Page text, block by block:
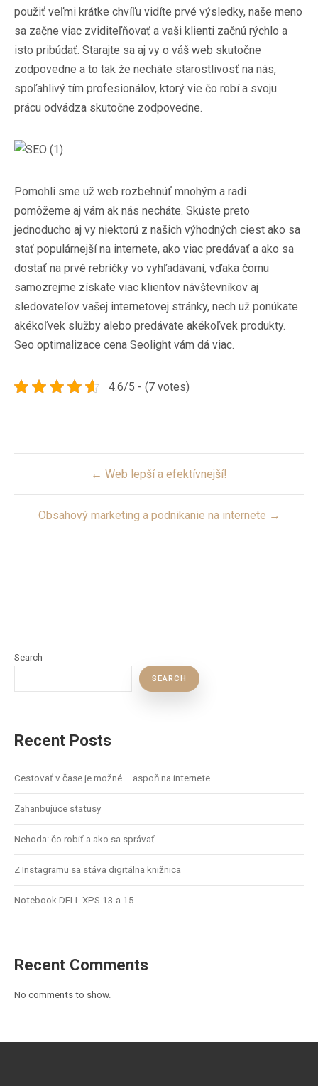
použiť veľmi krátke chvíľu vidíte prvé výsledky, naše meno
sa začne viac zviditeľňovať a vaši klienti začnú rýchlo a
isto pribúdať. Starajte sa aj vy o váš web skutočne
zodpovedne a to tak že necháte starostlivosť na nás,
spoľahlivý tím profesionálov, ktorý vie čo robí a svoju
prácu odvádza skutočne zodpovedne.
Pomohli sme už web rozbehnúť mnohým a radi
pomôžeme aj vám ak nás necháte. Skúste preto
jednoducho aj vy niektorú z našich výhodných ciest ako sa
stať populárnejší na internete, ako viac predávať a ako sa
dostať na prvé rebríčky vo vyhľadávaní, vďaka čomu
samozrejme získate viac klientov návštevníkov aj
sledovateľov vašej internetovej stránky, nech už ponúkate
akékoľvek služby alebo predávate akékoľvek produkty.
Seo optimalizace cena Seolight vám dá viac.
4.6/5 - (7 votes)
← Web lepší a efektívnejší!
Obsahový marketing a podnikanie na internete →
Search
SEARCH
Recent Posts
Cestovať v čase je možné – aspoň na internete
Zahanbujúce statusy
Nehoda: čo robiť a ako sa správať
Z Instagramu sa stáva digitálna knižnica
Notebook DELL XPS 13 a 15
Recent Comments
No comments to show.